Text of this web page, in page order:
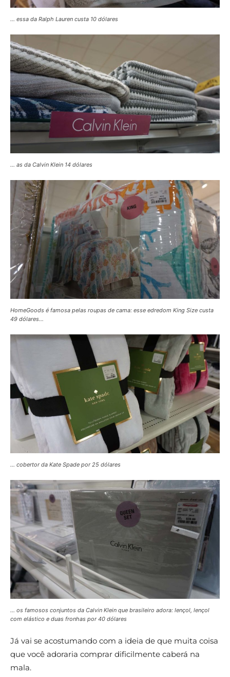
… essa da Ralph Lauren custa 10 dólares
… as da Calvin Klein 14 dólares
HomeGoods é famosa pelas roupas de cama: esse edredom King Size custa
49 dólares…
… cobertor da Kate Spade por 25 dólares
… os famosos conjuntos da Calvin Klein que brasileiro adora: lençol, lençol
com elástico e duas fronhas por 40 dólares
Já vai se acostumando com a ideia de que muita coisa
que você adoraria comprar dificilmente caberá na
mala.